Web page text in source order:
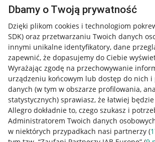
Dbamy o Twoją prywatność
Dzięki plikom cookies i technologiom
SDK) oraz przetwarzaniu Twoich danych
innymi unikalne identyfikatory, dane
zapewnić, że dopasujemy do Ciebie
Wyrażając zgodę na przechowywanie
urządzeniu końcowym lub dostęp do nich
danych (w tym w obszarze profilowania,
statystycznych) sprawiasz, że łatwiej
Allegro dokładnie to, czego szukasz i
Administratorem Twoich danych
w niektórych przypadkach nasi partnerzy (
Nawigacja